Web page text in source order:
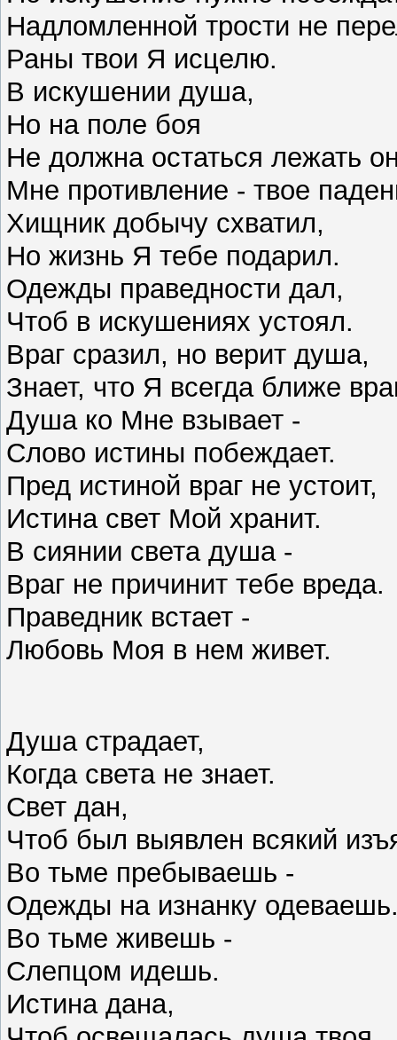
Надломленной трости не
Раны твои Я исцелю.
В искушении душа,
Но на поле боя
Не должна остаться лежать
Мне противление - твое
Хищник добычу схватил,
Но жизнь Я тебе подарил.
Одежды праведности дал,
Чтоб в искушениях устоял.
Враг сразил, но верит душа,
Знает, что Я всегда ближе
Душа ко Мне взывает -
Слово истины побеждает.
Пред истиной враг не устоит,
Истина свет Мой хранит.
В сиянии света душа -
Враг не причинит тебе вреда.
Праведник встает -
Любовь Моя в нем живет.
Душа страдает,
Когда света не знает.
Свет дан,
Чтоб был выявлен всякий
Во тьме пребываешь -
Одежды на изнанку
Во тьме живешь -
Слепцом идешь.
Истина дана,